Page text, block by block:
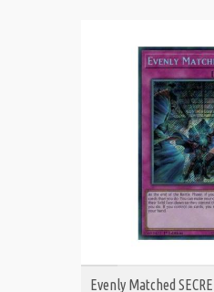
ΑΓΟΡΑ
Evenly Matched